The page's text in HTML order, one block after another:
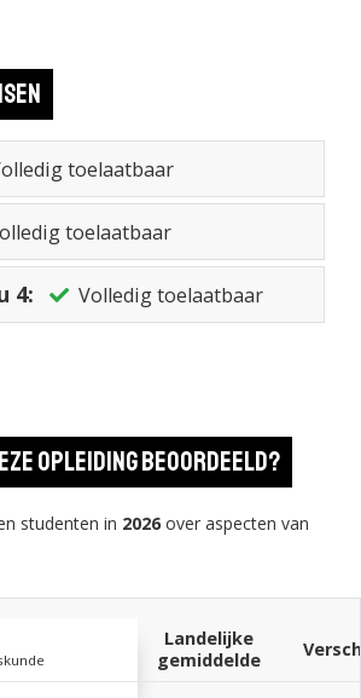
opleiding een relevante functie nodig
Een ervaren persoonlijke
je professionele ontwikkeling. Samen
studie het beste kunt combineren met
toelaatbaar
toelaatbaar
4: Volledig toelaatbaar
opleiding beoordeeld?
studenten in 2026 over aspecten van
Landelijke
gemiddelde